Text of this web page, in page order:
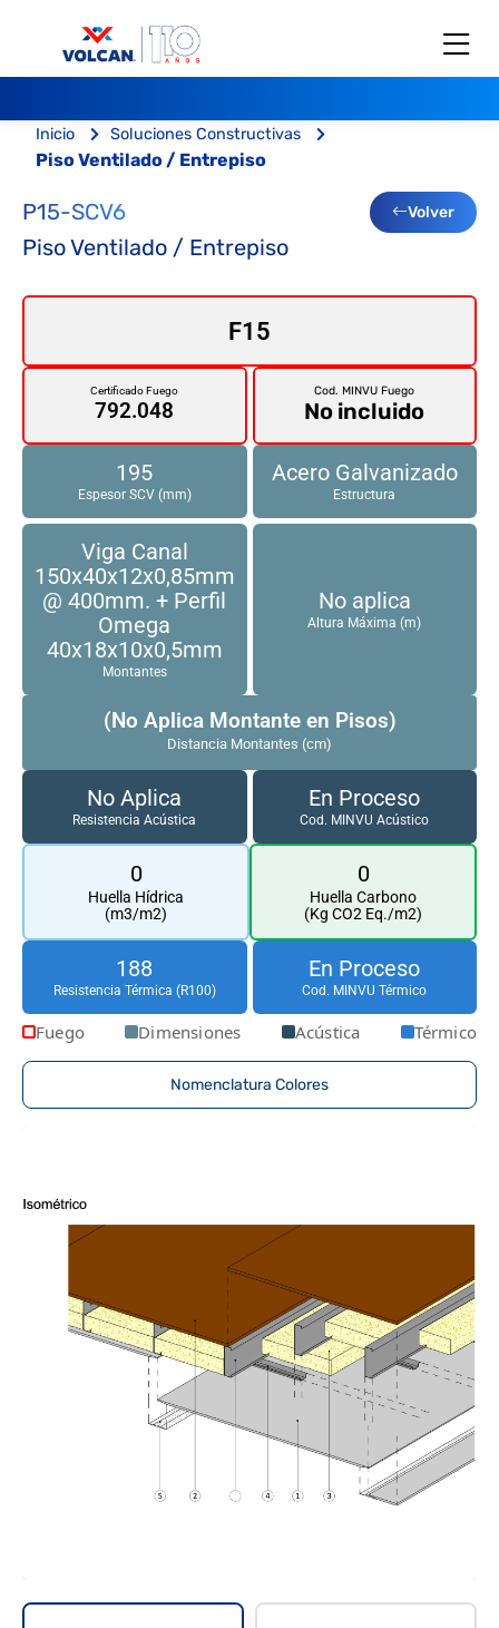
Inicio Soluciones Constructivas
Piso Ventilado / Entrepiso
P15-SCV6 Volver
Piso Ventilado / Entrepiso
F15
Certificado Fuego
792.048
Cod. MINVU Fuego
No incluido
195
Espesor SCV (mm)
Acero Galvanizado
Estructura
Viga Canal
150x40x12x0,85mm
@ 400mm. + Perfil
Omega
40x18x10x0,5mm
Montantes
No aplica
Altura Máxima (m)
(No Aplica Montante en Pisos)
Distancia Montantes (cm)
No Aplica
Resistencia Acústica
En Proceso
Cod. MINVU Acústico
0
Huella Hídrica
(m3/m2)
0
Huella Carbono
(Kg CO2 Eq./m2)
188
Resistencia Térmica (R100)
En Proceso
Cod. MINVU Térmico
Fuego Dimensiones Acústica Térmico
Nomenclatura Colores